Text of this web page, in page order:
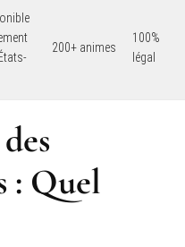
200+ animes
100%
légal
: Quel